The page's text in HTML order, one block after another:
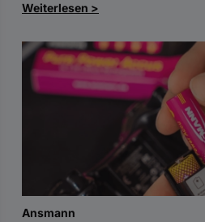
Weiterlesen >
Ansmann